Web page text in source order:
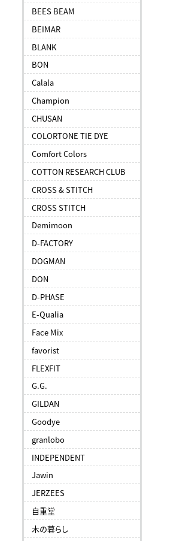
BEES BEAM
BEIMAR
BLANK
BON
Calala
Champion
CHUSAN
COLORTONE TIE DYE
Comfort Colors
COTTON RESEARCH CLUB
CROSS & STITCH
CROSS STITCH
Demimoon
D-FACTORY
DOGMAN
DON
D-PHASE
E-Qualia
Face Mix
favorist
FLEXFIT
G.G.
GILDAN
Goodye
granlobo
INDEPENDENT
Jawin
JERZEES
自重堂
木の暮らし